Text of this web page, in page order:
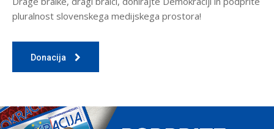
pluralnost slovenskega medijskega prostora!
Donacija